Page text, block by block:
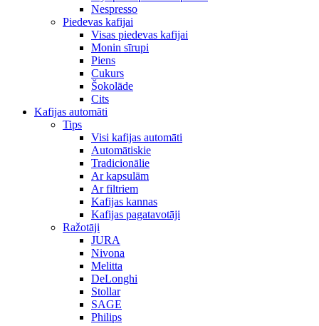
Nespresso
Piedevas kafijai
Visas piedevas kafijai
Monin sīrupi
Piens
Cukurs
Šokolāde
Cits
Kafijas automāti
Tips
Visi kafijas automāti
Automātiskie
Tradicionālie
Ar kapsulām
Ar filtriem
Kafijas kannas
Kafijas pagatavotāji
Ražotāji
JURA
Nivona
Melitta
DeLonghi
Stollar
SAGE
Philips